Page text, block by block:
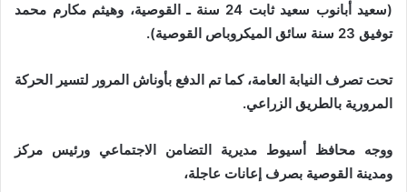
(سعيد أبانوب سعيد ثابت 24 سنة ـ القوصية، وهيثم مكارم محمد
توفيق 23 سنة سائق الميكروباص القوصية).
تحت تصرف النيابة العامة، كما تم الدفع بأوناش المرور لتسير الحركة
المرورية بالطريق الزراعي.
ووجه محافظ أسيوط مديرية التضامن الاجتماعي ورئيس مركز
ومدينة القوصية بصرف إعانات عاجلة،